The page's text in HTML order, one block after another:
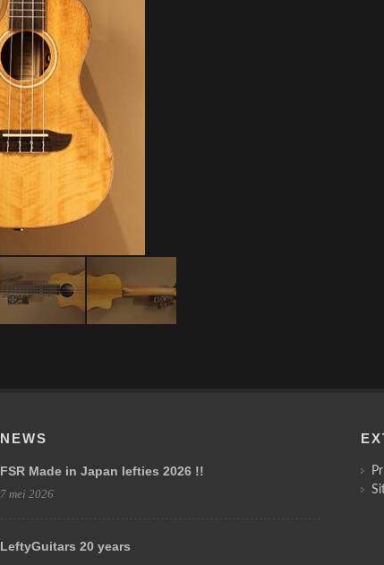
NEWS
FSR Made in Japan lefties 2026 !!
7 mei 2026
LeftyGuitars 20 years